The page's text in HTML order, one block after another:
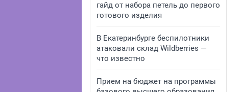
гайд от набора петель до первого
готового изделия
В Екатеринбурге беспилотники
атаковали склад Wildberries —
что известно
Прием на бюджет на программы